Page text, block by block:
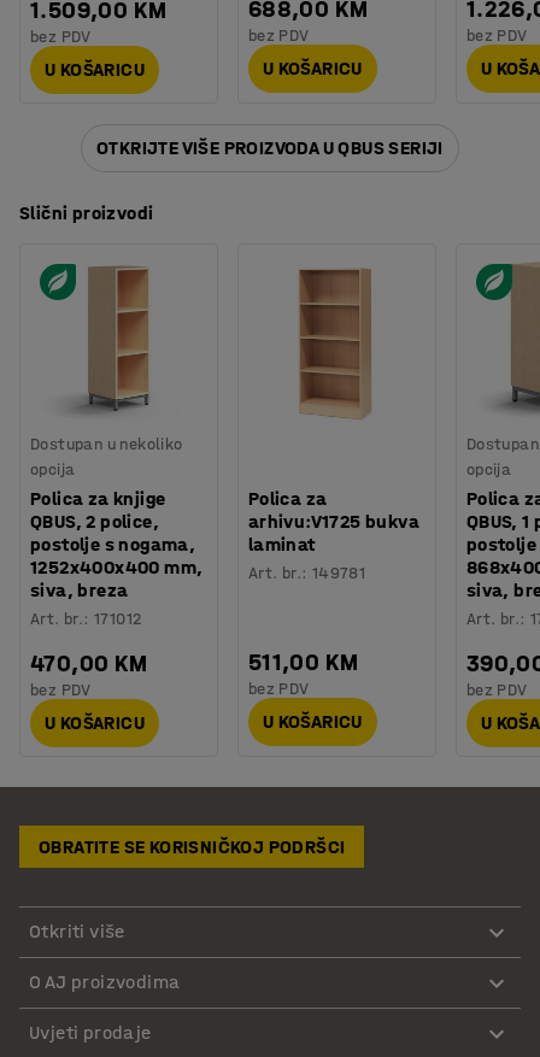
1.509,00 KM
bez PDV
U KOŠARICU
688,00 KM
bez PDV
U KOŠARICU
bez PDV
U
OTKRIJTE VIŠE PROIZVODA U QBUS SERIJI
Slični proizvodi
Dostupan u nekoliko
opcija
Polica za knjige
QBUS, 2 police,
postolje s nogama,
1252x400x400 mm,
siva, breza
Art. br.:171012
470,00 KM
bez PDV
U KOŠARICU
Polica za
arhivu:V1725 bukva
laminat
Art. br.: 149781
511,00 KM
bez PDV
U KOŠARICU
opcija
Polica
QBUS,
postolje
siva,
Art. br.:
bez PDV
U
OBRATITE SE KORISNIČKOJ PODRŠCI
Otkriti više
O AJ proizvodima
Uvjeti prodaje